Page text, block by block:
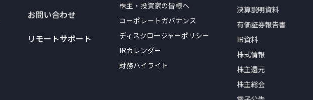
お問い合わせ
リモートサポート
株主・投資家の皆様へ
コーポレートガバナンス
ディスクロージャーポリシー
IRカレンダー
財務ハイライト
決算説明資料
有価証券報告書
IR資料
株式情報
株主還元
株主総会